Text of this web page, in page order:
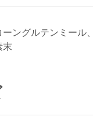
ングルテンミール
末